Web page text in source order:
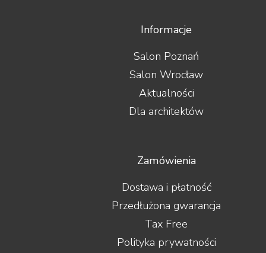
Informacje
Salon Poznań
Salon Wrocław
Aktualności
Dla architektów
Zamówienia
Dostawa i płatność
Przedłużona gwarancja
Tax Free
Polityka prywatności